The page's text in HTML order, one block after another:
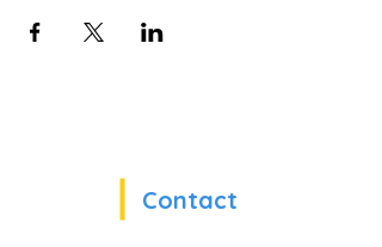
Contact